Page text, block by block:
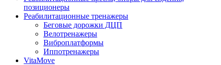
позиционеры
Реабилитационные тренажеры
Беговые дорожки ДЦП
Велотренажеры
Виброплатформы
Иппотренажеры
VitaMove